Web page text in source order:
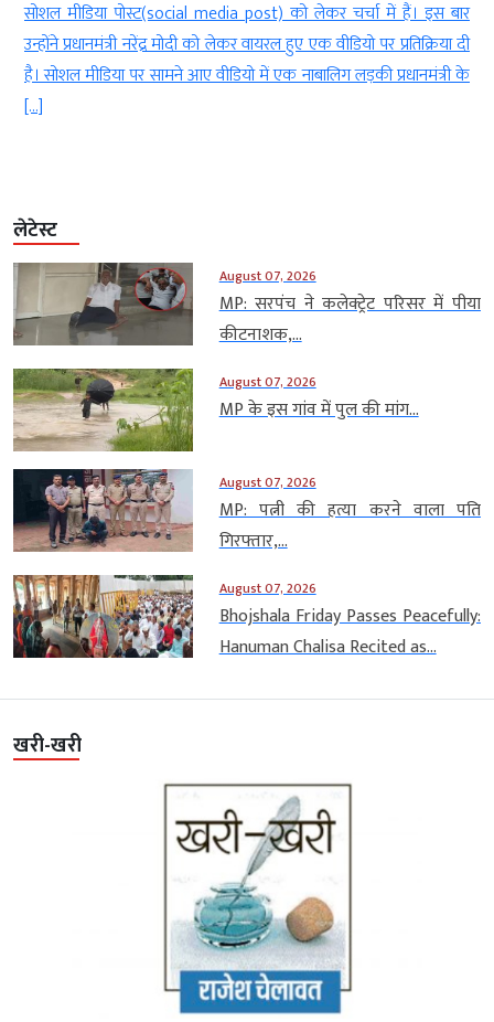
media post) को लेकर चर्चा में हैं। इस बार
को लेकर वायरल हुए एक वीडियो पर प्रतिक्रिया दी
आए वीडियो में एक नाबालिग लड़की प्रधानमंत्री के
प्रीति जिंटा (Preity
आएंगे। सनी और करण की
फिल्म के प्रमोशन में व्यस्त हैं।
लेटेस्ट
August 07, 2026
MP: सरपंच ने कलेक्ट्रेट परिसर में पीया
कीटनाशक,...
August 07, 2026
MP के इस गांव में पुल की मांग...
August 07, 2026
MP: पत्नी की हत्या करने वाला पति
गिरफ्तार,...
August 07, 2026
Bhojshala Friday Passes Peacefully:
Hanuman Chalisa Recited as...
खरी-खरी